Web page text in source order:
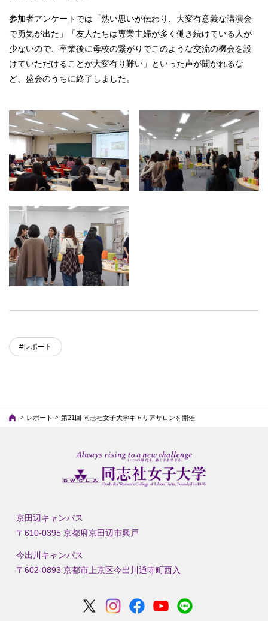
参加者アンケートでは「熱い思いが伝わり、大変有意義な講演会
で勇気が出た」「友人たちは専業主婦が多く働き続けている人が
少ないので、卒業後に母校の繋がりでこのような交流の機会を設
けていただけることが大変有り難い」といった声が聞かれるな
ど、盛会のうちに終了しました。
#レポート
レポート 第21回 同志社女子大学キャリアサロンを開催
京田辺キャンパス
〒610-0395 京都府京田辺市興戸
今出川キャンパス
〒602-0893 京都市上京区今出川通寺町西入